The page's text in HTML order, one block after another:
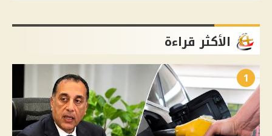
الأكثر قراءة
1